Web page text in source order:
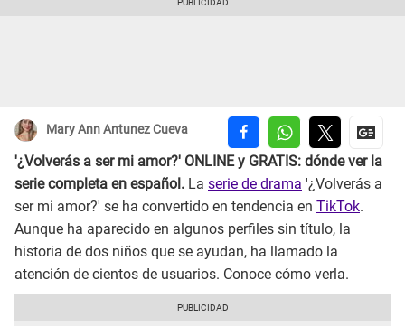
Mary Ann Antunez Cueva
'¿Volverás a ser mi amor?' ONLINE y GRATIS: dónde ver la
serie completa en español. La serie de drama '¿Volverás a
ser mi amor?' se ha convertido en tendencia en TikTok.
Aunque ha aparecido en algunos perfiles sin título, la
historia de dos niños que se ayudan, ha llamado la
atención de cientos de usuarios. Conoce cómo verla.